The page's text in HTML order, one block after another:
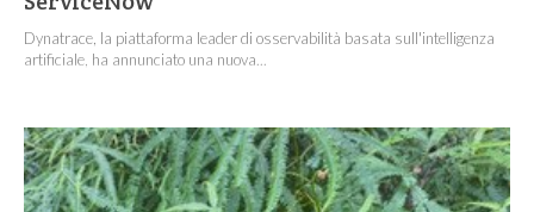
Dynatrace, la piattaforma leader di osservabilità basata sull'intelligenza
artificiale, ha annunciato una nuova...